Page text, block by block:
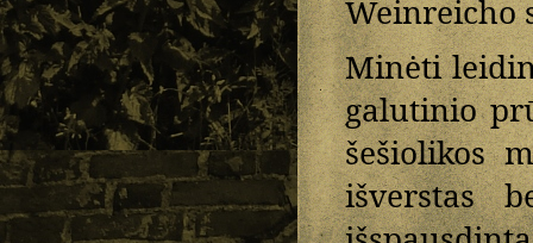
Weinreicho
Minėti
galutinio
šešiolikos
išverstas